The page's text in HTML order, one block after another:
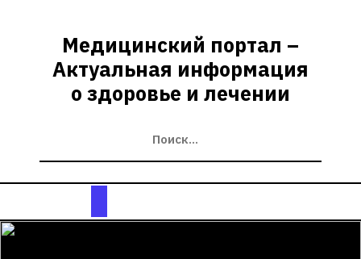
содержимомуМедицинский портал –
Актуальная информация
о здоровье и лечении
Кнопка